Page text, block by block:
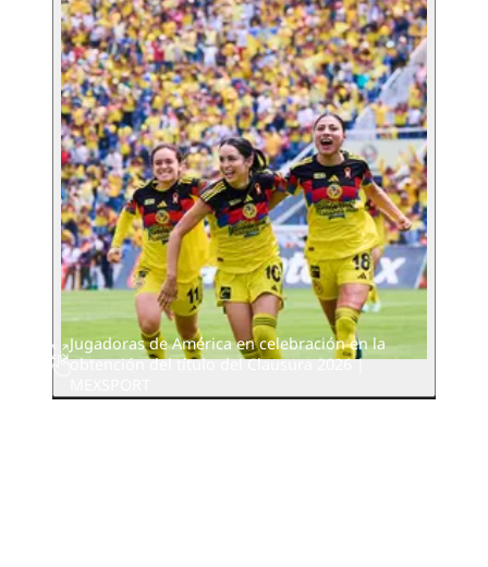
Jugadoras de América en celebración en la
obtención del título del Clausura 2026 |